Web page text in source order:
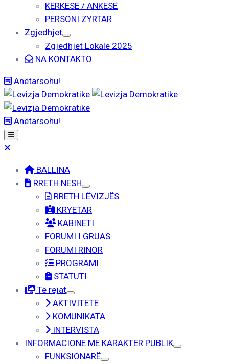
KËRKESË / ANKESË
PERSONI ZYRTAR
Zgjedhjet
Zgjedhjet Lokale 2025
NA KONTAKTO
Anëtarsohu!
Anëtarsohu!
BALLINA
RRETH NESH
RRETH LËVIZJËS
KRYETAR
KABINETI
FORUMI I GRUAS
FORUMI RINOR
PROGRAMI
STATUTI
Të rejat
AKTIVITETE
KOMUNIKATA
INTERVISTA
INFORMACIONE ME KARAKTER PUBLIK
FUNKSIONARË